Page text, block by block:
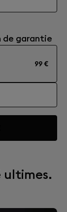
de garantie
99 €
ultimes.